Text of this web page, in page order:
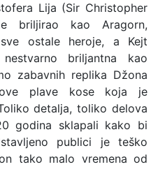
Lija (Sir Christopher
briljirao kao Aragorn,
ostale heroje, a Kejt
briljantna kao
zabavnih replika Džona
plave kose koja je
detalja, toliko delova
godina sklapali kako bi
publici je teško
tako malo vremena od